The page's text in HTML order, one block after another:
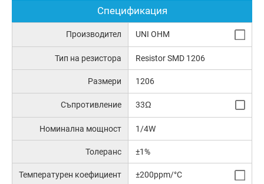
Спецификация
Производител UNI OHM
Тип на резистора Resistor SMD 1206
Размери 1206
Съпротивление 33Ω
Номинална мощност 1/4W
Толеранс ±1%
Температурен коефициент ±200ppm/°C